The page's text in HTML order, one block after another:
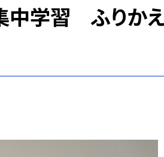
中学習 ふりかえ